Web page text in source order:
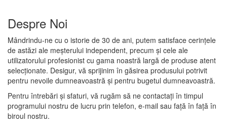
Despre Noi
Mândrindu-ne cu o istorie de 30 de ani, putem satisface cerințele
de astăzi ale meșterului independent, precum și cele ale
utilizatorului profesionist cu gama noastră largă de produse atent
selecționate. Desigur, vă sprijinim în găsirea produsului potrivit
pentru nevoile dumneavoastră și pentru bugetul dumneavoastră.
Pentru întrebări și sfaturi, vă rugăm să ne contactați în timpul
programului nostru de lucru prin telefon, e-mail sau față în față în
biroul nostru.